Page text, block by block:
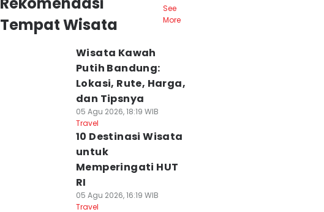
Tempat Wisata
See
More
Wisata Kawah
Putih Bandung:
Lokasi, Rute, Harga,
dan Tipsnya
05 Agu 2026, 18:19 WIB
Travel
10 Destinasi Wisata
untuk
Memperingati HUT
RI
05 Agu 2026, 16:19 WIB
Travel